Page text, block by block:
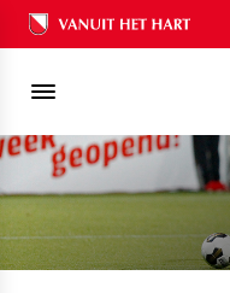
Ons nalatenschap